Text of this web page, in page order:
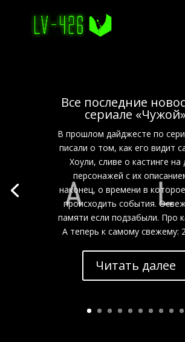
Все последние
сериале «Чужой»
В прошлом дайджесте по
писали о том, как его видит
Хоули, сливе о кастинге на
персонажей с их
наконец, о времени в
происходить события.
памяти если подзабыли. Про
А теперь к самому свежему:
Читать далее